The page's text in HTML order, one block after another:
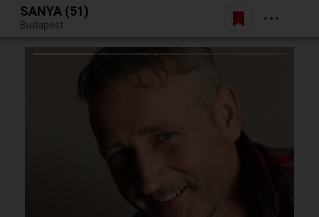
Egy jó randiból bármi lehet.
Belépés
SANYA (51)
Budapest